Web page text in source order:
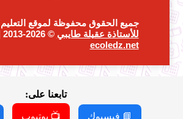
جميع الحقوق محفوظة لموقع التعليم
للأستاذة عقيلة طايبي © 2026-2013 |
ecoledz.net
تابعنا على:
📘 فيسبوك 📺 يوتيوب